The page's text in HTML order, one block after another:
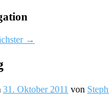
→
31. Oktober 2011 von